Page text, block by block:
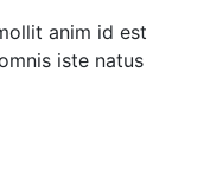
anim id est
iste natus